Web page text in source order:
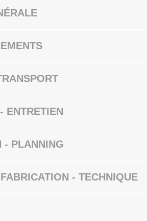
ENTRETIEN
- PLANNING
- TECHNIQUE